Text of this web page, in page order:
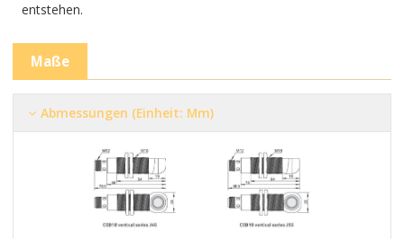
entstehen.
Maße
Abmessungen (Einheit: Mm)